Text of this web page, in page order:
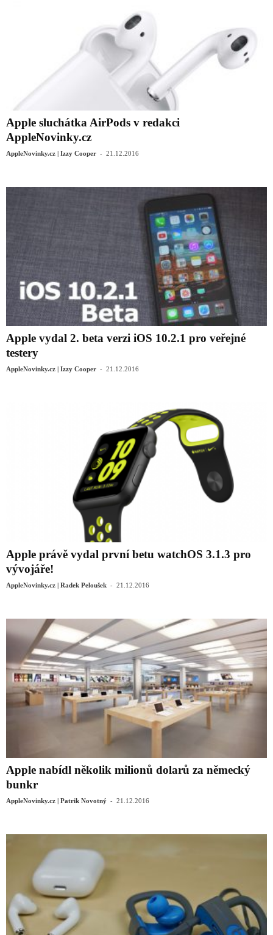
Apple sluchátka AirPods v redakci
AppleNovinky.cz
AppleNovinky.cz | Izzy Cooper - 21.12.2016
Apple vydal 2. beta verzi iOS 10.2.1 pro veřejné
testery
AppleNovinky.cz | Izzy Cooper - 21.12.2016
Apple právě vydal první betu watchOS 3.1.3 pro
vývojáře!
AppleNovinky.cz | Radek Peloušek - 21.12.2016
Apple nabídl několik milionů dolarů za německý
bunkr
AppleNovinky.cz | Patrik Novotný - 21.12.2016